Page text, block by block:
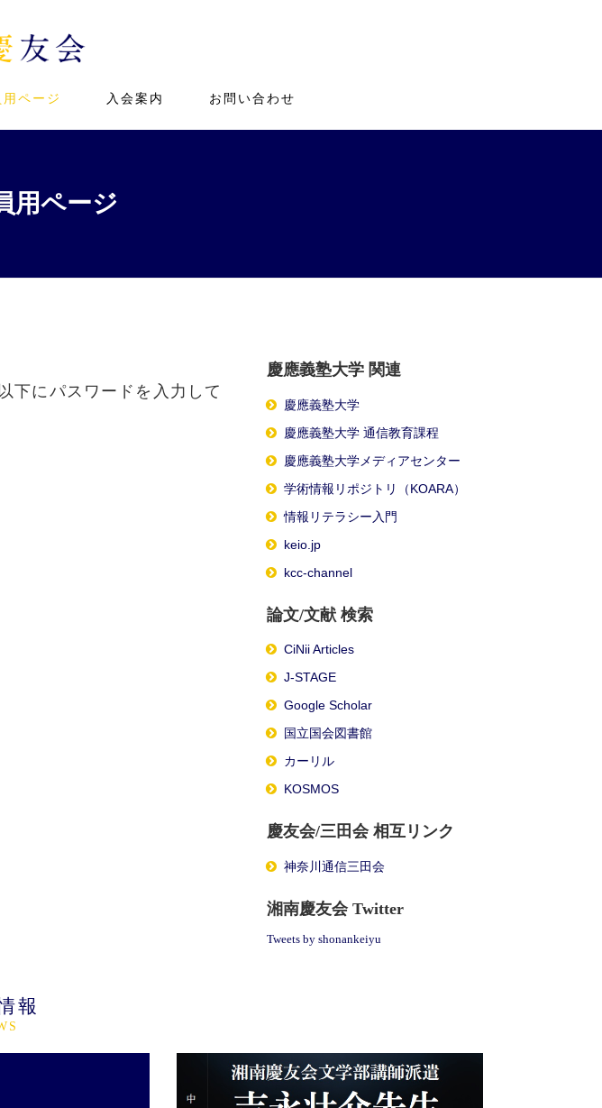
用ページ 入会案内 お問い合わせ
用ページ
下にパスワードを入力して
慶應義塾大学 関連
慶應義塾大学
慶應義塾大学 通信教育課程
慶應義塾大学メディアセンター
学術情報リポジトリ（KOARA）
情報リテラシー入門
keio.jp
kcc-channel
論文/文献 検索
CiNii Articles
J-STAGE
Google Scholar
国立国会図書館
カーリル
KOSMOS
慶友会/三田会 相互リンク
神奈川通信三田会
湘南慶友会 Twitter
Tweets by shonankeiyu
報